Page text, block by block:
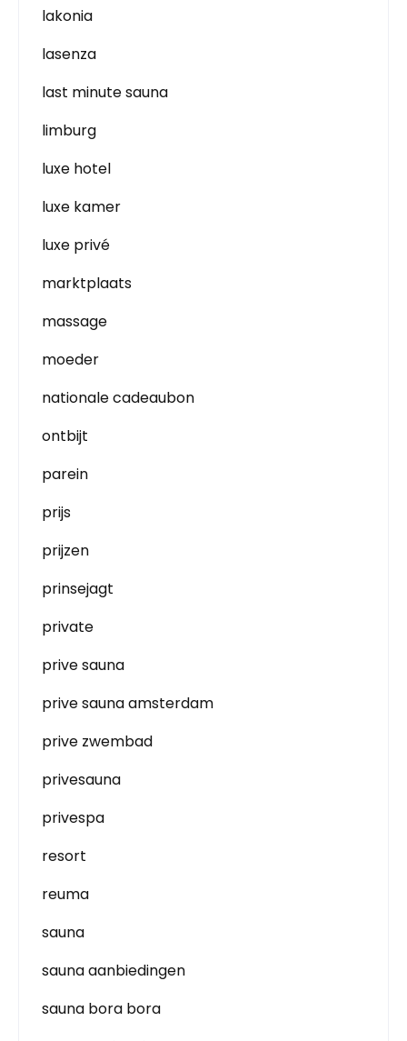
lakonia
lasenza
last minute sauna
limburg
luxe hotel
luxe kamer
luxe privé
marktplaats
massage
moeder
nationale cadeaubon
ontbijt
parein
prijs
prijzen
prinsejagt
private
prive sauna
prive sauna amsterdam
prive zwembad
privesauna
privespa
resort
reuma
sauna
sauna aanbiedingen
sauna bora bora